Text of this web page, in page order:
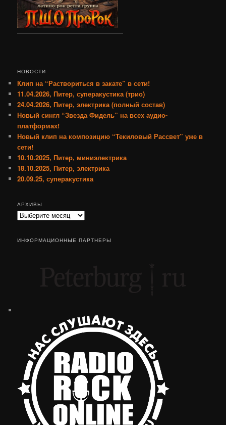
НОВОСТИ
Клип на “Раствориться в закате” в сети!
11.04.2026, Питер, суперакустика (трио)
24.04.2026, Питер, электрика (полный состав)
Новый сингл “Звезда Фидель” на всех аудио-
платформах!
Новый клип на композицию “Текиловый Рассвет” уже в
сети!
10.10.2025, Питер, миниэлектрика
18.10.2025, Питер, электрика
20.09.25, суперакустика
АРХИВЫ
ИНФОРМАЦИОННЫЕ ПАРТНЕРЫ